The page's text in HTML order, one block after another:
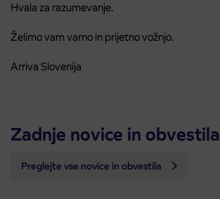
Hvala za razumevanje.
Želimo vam varno in prijetno vožnjo.
Arriva Slovenija
Zadnje novice in obvestila
Preglejte vse novice in obvestila